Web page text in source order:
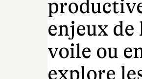
enjeux
voile ou
explore